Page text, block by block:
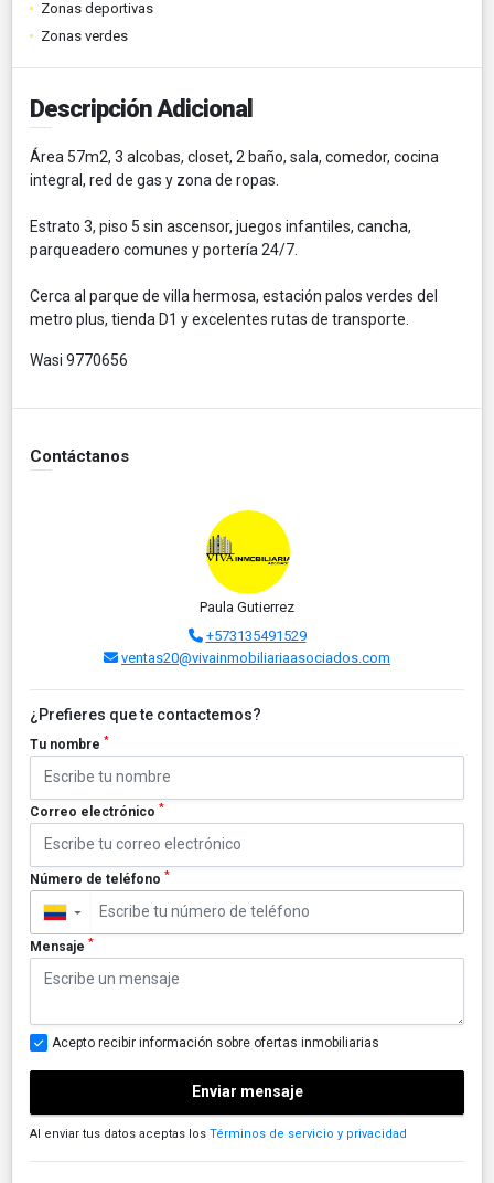
Zonas deportivas
Zonas verdes
Descripción Adicional
Área 57m2, 3 alcobas, closet, 2 baño, sala, comedor, cocina
integral, red de gas y zona de ropas.
Estrato 3, piso 5 sin ascensor, juegos infantiles, cancha,
parqueadero comunes y portería 24/7.
Cerca al parque de villa hermosa, estación palos verdes del
metro plus, tienda D1 y excelentes rutas de transporte.
Wasi 9770656
Contáctanos
Paula Gutierrez
+573135491529
ventas20@vivainmobiliariaasociados.com
¿Prefieres que te contactemos?
Tu nombre *
Correo electrónico *
Número de teléfono *
▼
Mensaje *
Acepto recibir información sobre ofertas inmobiliarias
Enviar mensaje
Al enviar tus datos aceptas los Términos de servicio y privacidad